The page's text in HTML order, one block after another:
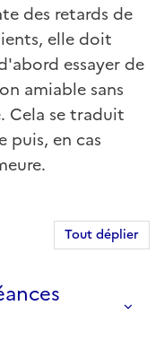
des retards de
elle doit
essayer de
amiable sans
Cela se traduit
puis, en cas
Tout déplier